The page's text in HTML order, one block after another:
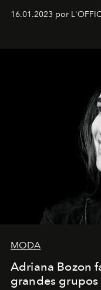
16.01.2023 por
MODA
Adriana Bozon
grandes